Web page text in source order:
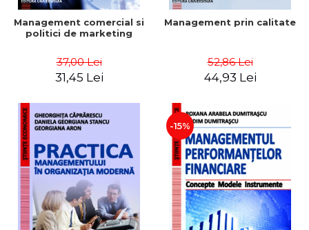
Management comercial si
politici de marketing
37,00 Lei
31,45 Lei
Management prin calitate
52,86 Lei
44,93 Lei
-15%